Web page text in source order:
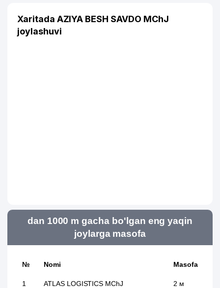
Xaritada AZIYA BESH SAVDO MChJ
joylashuvi
dan 1000 m gacha bo'lgan eng yaqin
joylarga masofa
№ Nomi Masofa
1 ATLAS LOGISTICS MChJ 2 м